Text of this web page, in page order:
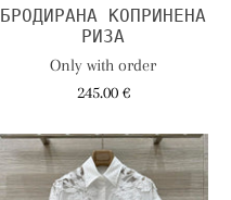
БРОДИРАНА КОПРИНЕНА
РИЗА
Only with order
245.00 €